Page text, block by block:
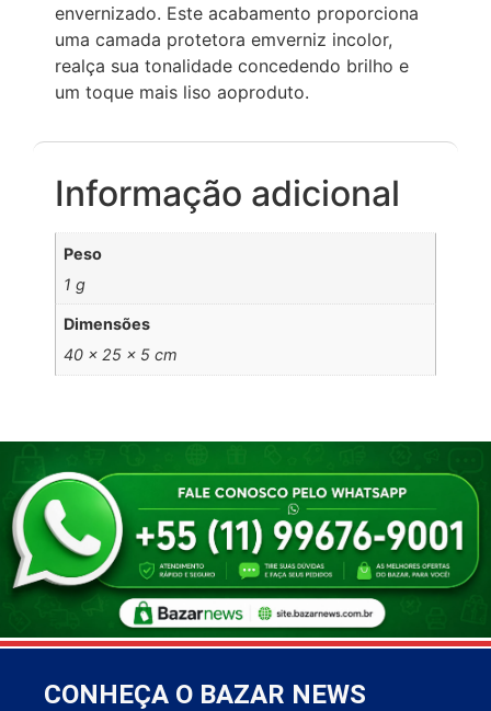
envernizado. Este acabamento proporciona
uma camada protetora emverniz incolor,
realça sua tonalidade concedendo brilho e
um toque mais liso aoproduto.
Informação adicional
Peso
1 g
Dimensões
40 × 25 × 5 cm
CONHEÇA O BAZAR NEWS